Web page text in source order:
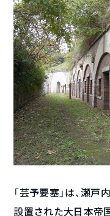
「芸予要塞」は、瀬
設置された大日本帝